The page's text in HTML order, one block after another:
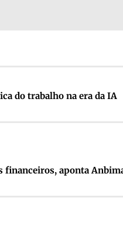
do trabalho na era da IA
financeiros, aponta